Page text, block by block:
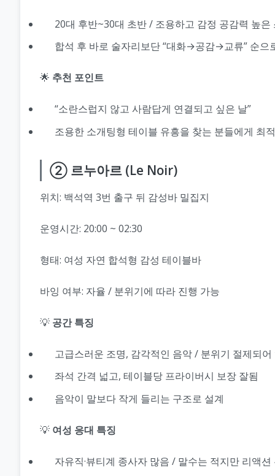
20대 후반~30대 초반 / 조용하고 감정 공감력 높은
합석 후 바로 술자리보단 “대화→공감→교류” 순으
🌟 추천 포인트
“소란스럽지 않고 사람답게 연결되고 싶은 날”
조용한 소개팅형 테이블 유흥을 찾는 분들에게 최적
② 르누아르 (Le Noir)
위치: 백석역 3번 출구 뒤 감성바 밀집지
운영시간: 20:00 ~ 02:30
형태: 여성 자연 합석형 감성 테이블바
바잉 여부: 자율 / 분위기에 따라 진행 가능
💡 공간 특징
고급스러운 조명, 감각적인 음악 / 분위기 절제되어
좌석 간격 넓고, 테이블당 프라이버시 보장 잘됨
음악이 말보다 작게 들리는 구조로 설계
💡 여성 응대 특징
자유직·뷰티계 종사자 많음 / 말수는 적지만 리액션